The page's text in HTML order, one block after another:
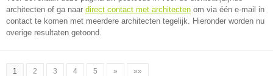
architecten of ga naar direct contact met architecten om via één e-mail in
contact te komen met meerdere architecten tegelijk. Hieronder worden nu
overige resultaten getoond.
1 2 3 4 5 » »»